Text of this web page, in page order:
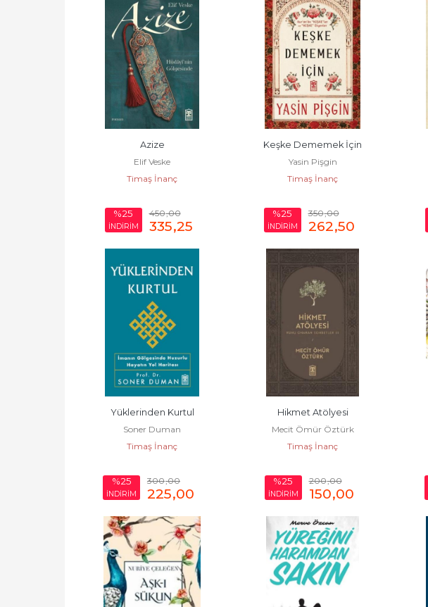
Azize
Elif Veske
Timaş İnanç
%25
İNDİRİM
450,00
335,25
Keşke Dememek İçin
Yasin Pişgin
Timaş İnanç
%25
İNDİRİM
350,00
262,50
Yüklerinden Kurtul
Soner Duman
Timaş İnanç
%25
İNDİRİM
300,00
225,00
Hikmet Atölyesi
Mecit Ömür Öztürk
Timaş İnanç
%25
İNDİRİM
200,00
150,00